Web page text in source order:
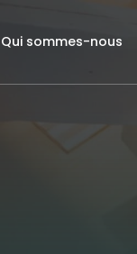
Qui sommes-nous